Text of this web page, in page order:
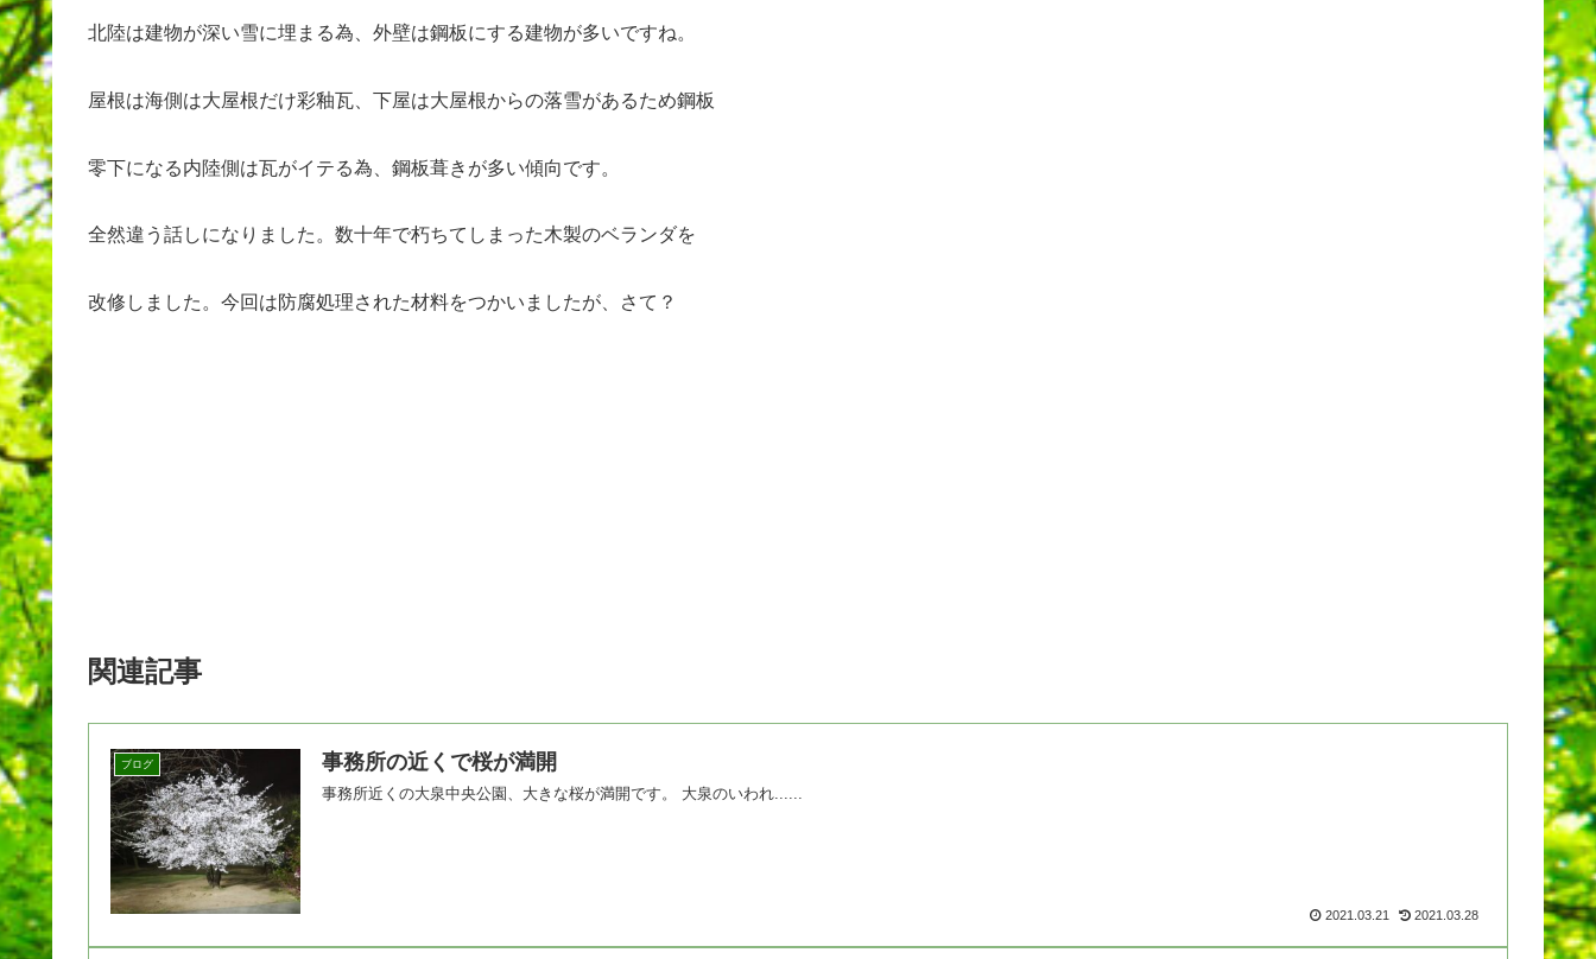
北陸は建物が深い雪に埋まる為、外壁は鋼板にする建物が多いですね。
屋根は海側は大屋根だけ彩釉瓦、下屋は大屋根からの落雪があるため鋼板
零下になる内陸側は瓦がイテる為、鋼板葺きが多い傾向です。
全然違う話しになりました。数十年で朽ちてしまった木製のベランダを
改修しました。今回は防腐処理された材料をつかいましたが、さて？
関連記事
ブログ 事務所の近くで桜が満開
事務所近くの大泉中央公園、大きな桜が満開です。 大泉のいわれ......
2021.03.21 2021.03.28